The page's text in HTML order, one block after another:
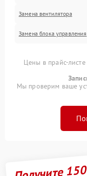
Замена вентилятора
Замена блока управления
Цены в прайс-
Мы проверим ваше
Получите